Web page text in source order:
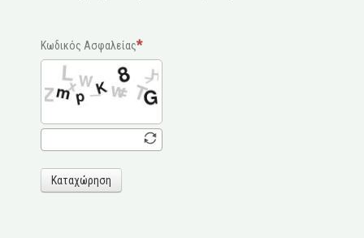
Κωδικός Ασφαλείας
Καταχώρηση